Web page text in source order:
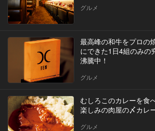
グルメ
最高峰の和牛をプロの
にできた1日4組のみの
沸騰中！
グルメ
むしろこのカレーを食
楽しみの肉屋の〆カレ
グルメ